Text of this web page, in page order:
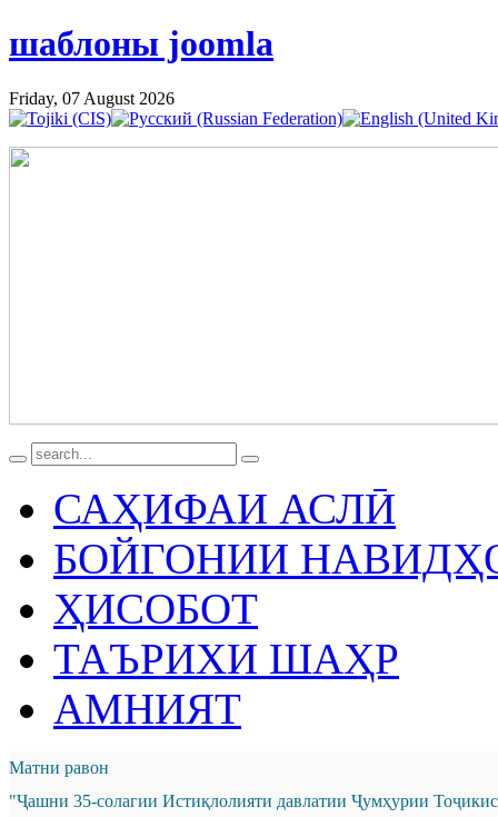
шаблоны joomla
Friday, 07 August 2026
САҲИФАИ АСЛӢ
БОЙГОНИИ
ҲИСОБОТ
ТАЪРИХИ ШАҲР
АМНИЯТ
Матни равон
"Ҷашни 35-солагии Истиқлолияти давлатии Ҷумҳурии